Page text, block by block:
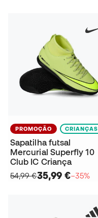
PROMOÇÃO CRIANÇAS
Sapatilha futsal
Mercurial Superfly 10
Club IC Criança
54,99 €35,99 €−35%